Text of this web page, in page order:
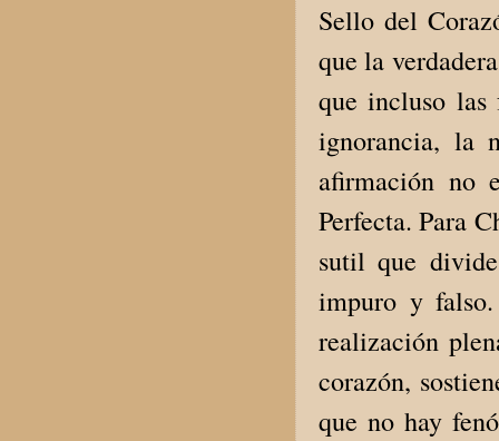
Sello del
que la
que incluso
ignorancia, la
afirmación no
Perfecta. Para
sutil que
impuro y
realización
corazón,
que no hay